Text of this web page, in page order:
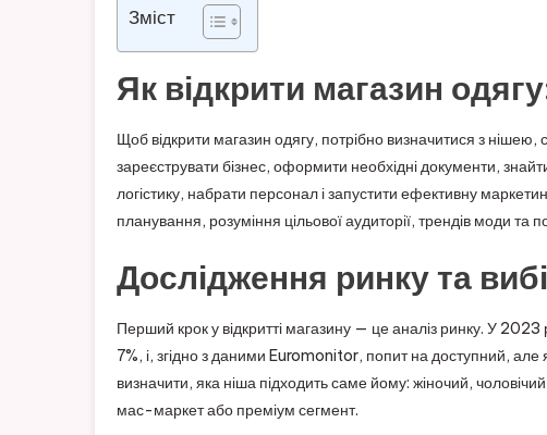
Зміст
Як відкрити магазин
Щоб відкрити магазин одягу, потрібно визначитися з нішею,
зареєструвати бізнес, оформити необхідні документи,
логістику, набрати персонал і запустити ефективну
планування, розуміння цільової аудиторії, трендів моди та
Дослідження ринку та
Перший крок у відкритті магазину — це аналіз ринку. У
7%, і, згідно з даними Euromonitor, попит на доступний, але
визначити, яка ніша підходить саме йому: жіночий,
мас-маркет або преміум сегмент.